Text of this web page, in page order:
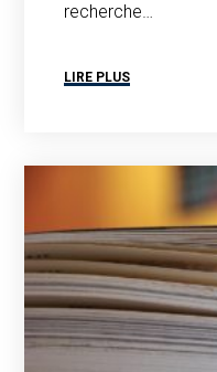
recherche…
LIRE PLUS